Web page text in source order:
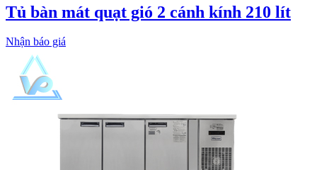
Tủ bàn mát quạt gió 2 cánh kính 210 lít
Nhận báo giá